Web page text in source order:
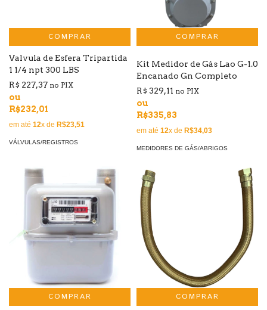
COMPRAR
Valvula de Esfera Tripartida
1 1/4 npt 300 LBS
R$ 227,37 no PIX
ou
R$232,01
em até 12x de R$23,51
VÁLVULAS/REGISTROS
Kit Medidor de Gás Lao G-1.0
Encanado Gn Completo
R$ 329,11 no PIX
ou
R$335,83
em até 12x de R$34,03
MEDIDORES DE GÁS/ABRIGOS
COMPRAR